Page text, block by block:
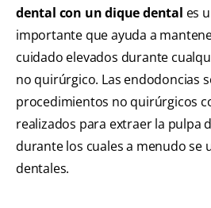
dental con un dique dental es
importante que ayuda a
cuidado elevados durante
no quirúrgico. Las endodoncias
procedimientos no quirúrgicos
realizados para extraer la pulpa
durante los cuales a menudo se
dentales.